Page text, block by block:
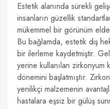
Estetik alanında sürekli
insanların güzellik
mükemmel bir görünüm
Bu bağlamda, estetik diş
bir ilerleme kaydetmiştir.
yerine kullanılan zirkonyum
dönemini başlatmıştır.
yenilikçi malzemenin
hastalara eşsiz bir gülüş